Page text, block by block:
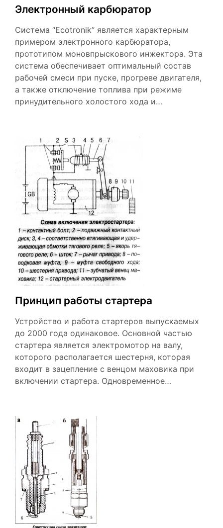
Электронный карбюратор
Система “Ecotronik” является характерным
примером электронного карбюратора,
прототипом моновпрыскового инжектора. Эта
система обеспечивает оптимальный состав
рабочей смеси при пуске, прогреве двигателя,
а также отключение топлива при режиме
принудительного холостого хода и…
Принцип работы стартера
Устройство и работа стартеров выпускаемых
до 2000 года одинаковое. Основной частью
стартера является электромотор на валу,
которого располагается шестерня, которая
входит в зацепление с венцом маховика при
включении стартера. Одновременное…